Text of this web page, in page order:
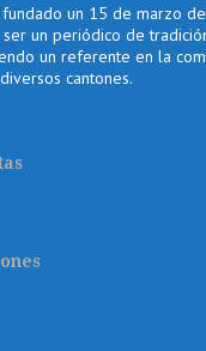
un 15 de marzo
un periódico de
un referente en la
cantones.